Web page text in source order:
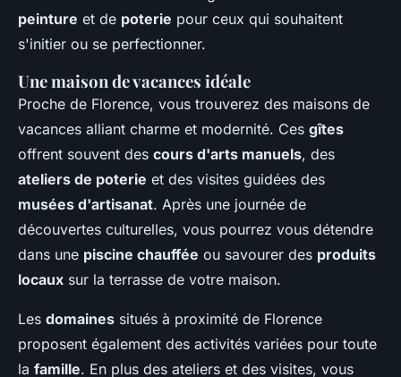
peinture et de poterie pour ceux qui souhaitent
s'initier ou se perfectionner.
Une maison de vacances idéale
Proche de Florence, vous trouverez des maisons de
vacances alliant charme et modernité. Ces gîtes
offrent souvent des cours d'arts manuels, des
ateliers de poterie et des visites guidées des
musées d'artisanat. Après une journée de
découvertes culturelles, vous pourrez vous détendre
dans une piscine chauffée ou savourer des produits
locaux sur la terrasse de votre maison.
Les domaines situés à proximité de Florence
proposent également des activités variées pour toute
la famille. En plus des ateliers et des visites, vous